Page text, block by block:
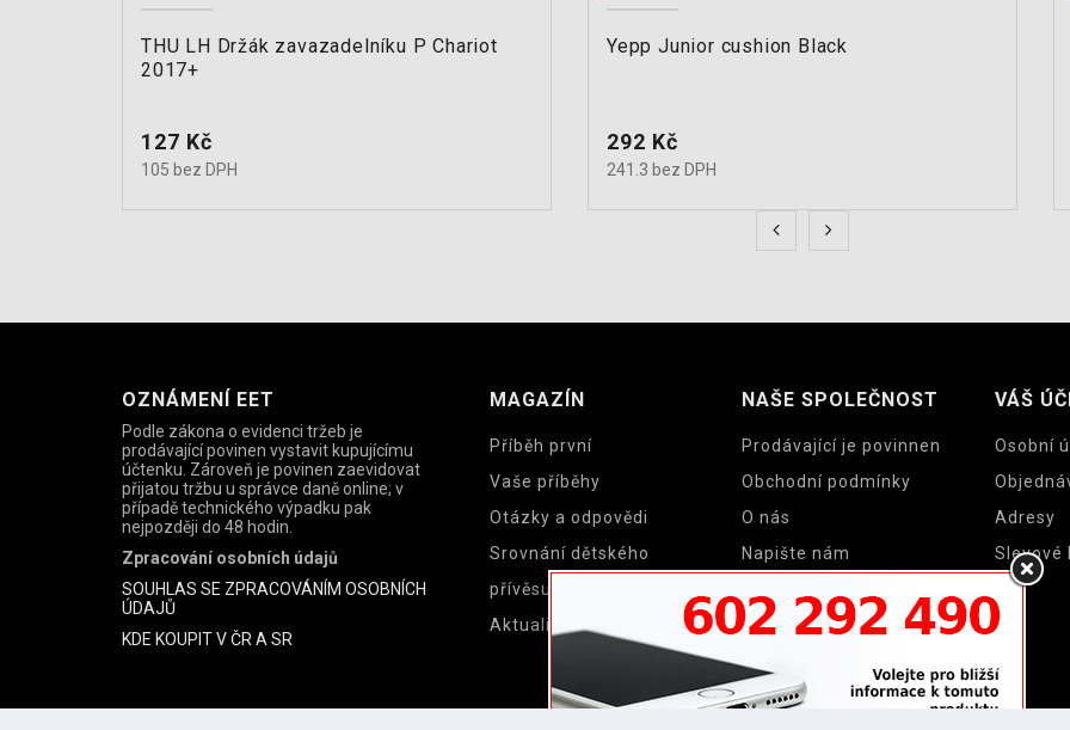
THU LH Držák zavazadelníku P Chariot
2017+
Cena
127 Kč
105 bez DPH
Yepp Junior cushion Black
Cena
292 Kč
241.3 bez DPH
OZNÁMENÍ EET
Podle zákona o evidenci tržeb je
prodávající povinen vystavit kupujícímu
účtenku. Zároveň je povinen zaevidovat
přijatou tržbu u správce daně online; v
případě technického výpadku pak
nejpozději do 48 hodin.
Zpracování osobních údajů
SOUHLAS SE ZPRACOVÁNÍM OSOBNÍCH
ÚDAJŮ
KDE KOUPIT V ČR A SR
MAGAZÍN
Příběh první
Vaše příběhy
Otázky a odpovědi
Srovnání dětského
přívěsu a cyklosedačky
Aktuality
NAŠE SPOLEČNOST
Prodávající je povinnen
Obchodní podmínky
O nás
Napište nám
Prodejny
VÁŠ
Osobní
Adresy
Slevové